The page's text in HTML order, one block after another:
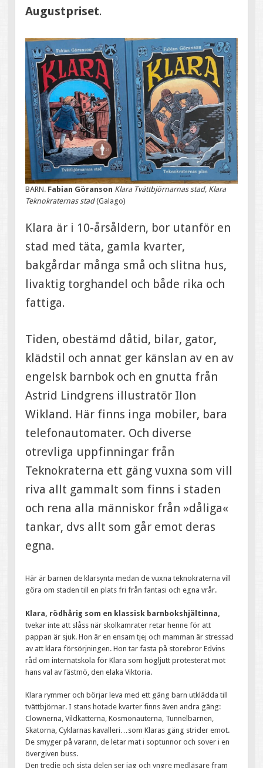
Augustpriset.
BARN. Fabian Göranson Klara Tvättbjörnarnas stad, Klara
Teknokraternas stad(Galago)
Klara är i 10-årsåldern, bor utanför en
stad med täta, gamla kvarter,
bakgårdar många små och slitna hus,
livaktig torghandel och både rika och
fattiga.
Tiden, obestämd dåtid, bilar, gator,
klädstil och annat ger känslan av en av
engelsk barnbok och en gnutta från
Astrid Lindgrens illustratör Ilon
Wikland. Här finns inga mobiler, bara
telefonautomater. Och diverse
otrevliga uppfinningar från
Teknokraterna ett gäng vuxna som vill
riva allt gammalt som finns i staden
och rena alla människor från »dåliga«
tankar, dvs allt som går emot deras
egna.
Här är barnen de klarsynta medan de vuxna teknokraterna vill
göra om staden till en plats fri från fantasi och egna vrår.
Klara, rödhårig som en klassisk barnbokshjältinna,
tvekar inte att slåss när skolkamrater retar henne för att
pappan är sjuk. Hon är en ensam tjej och mamman är stressad
av att klara försörjningen. Hon tar fasta på storebror Edvins
råd om internatskola för Klara som högljutt protesterat mot
hans val av fästmö, den elaka Viktoria.
Klara rymmer och börjar leva med ett gäng barn utklädda till
tvättbjörnar. I stans hotade kvarter finns även andra gäng:
Clownerna, Vildkatterna, Kosmonauterna, Tunnelbarnen,
Skatorna, Cyklarnas kavalleri…som Klaras gäng strider emot.
De smyger på varann, de letar mat i soptunnor och sover i en
övergiven buss.
Den tredje och sista delen ser jag och yngre medläsare fram